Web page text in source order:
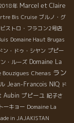
年 Marcel et Claire
Bis Cruise ブルノ・グ
ビストロ・フラコン2号店
Domaine Haut Brugas
ン・ドゥ・シヤン プピー
・ルーズ Domaine La
Chenas ラン
Jean-Francois NIQ ド
Aubin プピーユ 紀子さ
ーキョー Domaine La
in JAJAKISTAN